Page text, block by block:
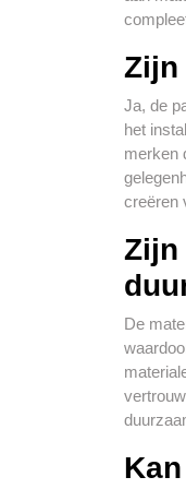
Zijn
Ja, de
het
merken
creëren
Zijn
De